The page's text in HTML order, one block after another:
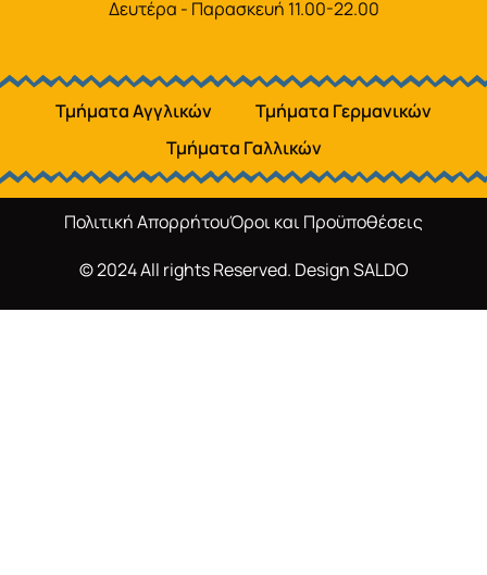
Δευτέρα - Παρασκευή 11.00-22.00
Τμήματα Αγγλικών
Τμήματα Γερμανικών
Τμήματα Γαλλικών
Πολιτική ΑπορρήτουΌροι και Προϋποθέσεις
© 2024 All rights Reserved. DesignSALDO